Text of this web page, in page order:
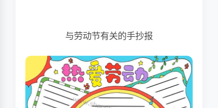
与劳动节有关的手抄报